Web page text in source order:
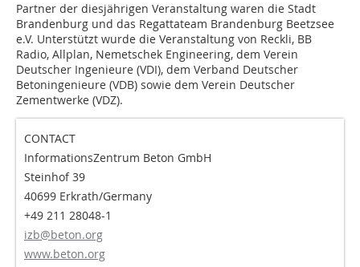
Partner der diesjährigen Veranstaltung waren die Stadt
Brandenburg und das Regattateam Brandenburg Beetzsee
e.V. Unterstützt wurde die Veranstaltung von Reckli, BB
Radio, Allplan, Nemetschek Engineering, dem Verein
Deutscher Ingenieure (VDI), dem Verband Deutscher
Betoningenieure (VDB) sowie dem Verein Deutscher
Zementwerke (VDZ).
CONTACT
InformationsZentrum Beton GmbH
Steinhof 39
40699 Erkrath/Germany
+49 211 28048-1
izb@beton.org
www.beton.org